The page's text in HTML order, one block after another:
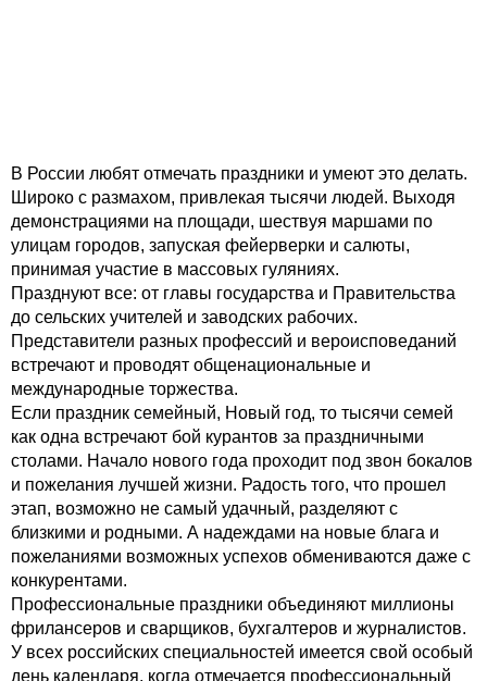
В России любят отмечать праздники и умеют это делать.
Широко с размахом, привлекая тысячи людей. Выходя
демонстрациями на площади, шествуя маршами по
улицам городов, запуская фейерверки и салюты,
принимая участие в массовых гуляниях.
Празднуют все: от главы государства и Правительства
до сельских учителей и заводских рабочих.
Представители разных профессий и вероисповеданий
встречают и проводят общенациональные и
международные торжества.
Если праздник семейный, Новый год, то тысячи семей
как одна встречают бой курантов за праздничными
столами. Начало нового года проходит под звон бокалов
и пожелания лучшей жизни. Радость того, что прошел
этап, возможно не самый удачный, разделяют с
близкими и родными. А надеждами на новые блага и
пожеланиями возможных успехов обмениваются даже с
конкурентами.
Профессиональные праздники объединяют миллионы
фрилансеров и сварщиков, бухгалтеров и журналистов.
У всех российских специальностей имеется свой особый
день календаря, когда отмечается профессиональный